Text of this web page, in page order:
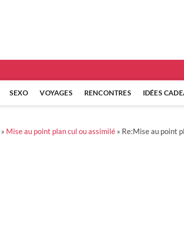
SEXO VOYAGES RENCONTRES IDÉES
» Mise au point plan cul ou assimilé » Re:Mise au point